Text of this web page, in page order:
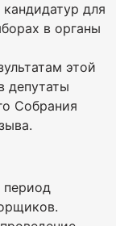
для
в органы
этой
депутаты
Собрания